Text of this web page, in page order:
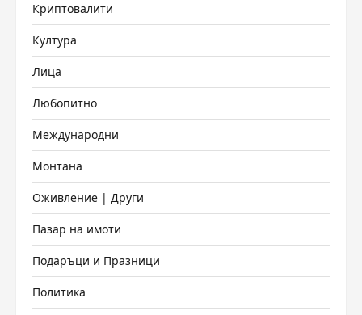
Криптовалити
Култура
Лица
Любопитно
Международни
Монтана
Оживление | Други
Пазар на имоти
Подаръци и Празници
Политика